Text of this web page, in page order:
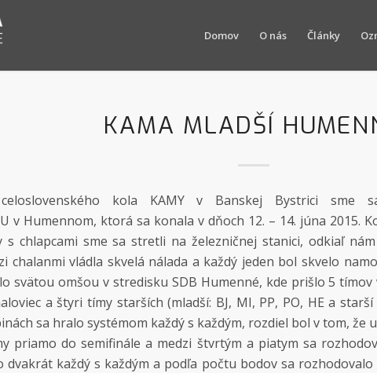
Domov O nás Články
KAMA MLADŠÍ
kola KAMY v Banskej Bystrici sme
v Humennom, ktorá sa konala v dňoch 12. – 14. júna 2015.
s chlapcami sme sa stretli na železničnej stanici, odkiaľ
chalanmi vládla skvelá nálada a každý jeden bol skvelo
svätou omšou v stredisku SDB Humenné, kde prišlo 5
a štyri tímy starších (mladší: BJ, MI, PP, PO, HE a starší
sa hralo systémom každý s každým, rozdiel bol v tom, že
priamo do semifinále a medzi štvrtým a piatym sa
dvakrát každý s každým a podľa počtu bodov sa